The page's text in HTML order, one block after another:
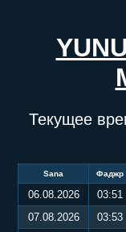
Текущее
Sana Фаджр
06.08.2026 03:51
07.08.2026
03:53